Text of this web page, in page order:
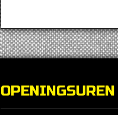
OPENINGSUREN